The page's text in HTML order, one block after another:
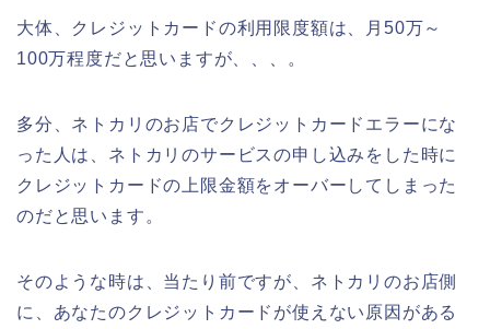
大体、クレジットカードの利用限度額は、月50万～
100万程度だと思いますが、、、。
多分、ネトカリのお店でクレジットカードエラーにな
った人は、ネトカリのサービスの申し込みをした時に
クレジットカードの上限金額をオーバーしてしまった
のだと思います。
そのような時は、当たり前ですが、ネトカリのお店側
に、あなたのクレジットカードが使えない原因がある